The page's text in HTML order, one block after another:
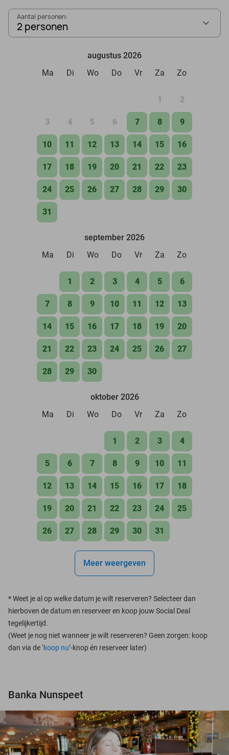
Aantal personen:
2 personen
augustus 2026
Ma
Di Wo Do Vr Za Zo
1 2
3 4 5 6 7 8 9
10 11 12 13 14 15 16
17 18 19 20 21 22 23
24 25 26 27 28 29 30
31
september 2026
Ma
Di Wo Do Vr Za Zo
1 2 3 4 5 6
7 8 9 10 11 12 13
14 15 16 17 18 19 20
21 22 23 24 25 26 27
28 29 30
oktober 2026
Ma
Di Wo Do Vr Za Zo
1 2 3 4
5 6 7 8 9 10 11
12 13 14 15 16 17 18
19 20 21 22 23 24 25
26 27 28 29 30 31
Meer weergeven
*Weet je al op welke datum je wilt reserveren? Selecteer dan
hierboven de datum en reserveer en koop jouw Social Deal
tegelijkertijd.
(Weet je nog niet wanneer je wilt reserveren? Geen zorgen: koop
dan via de ‘koop nu’-knop én reserveer later)
Banka Nunspeet